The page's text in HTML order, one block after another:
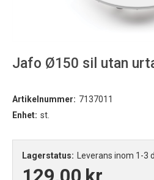
Jafo Ø150 sil utan
Artikelnummer: 7137011
Enhet: st.
Lagerstatus: Leverans inom 1-3